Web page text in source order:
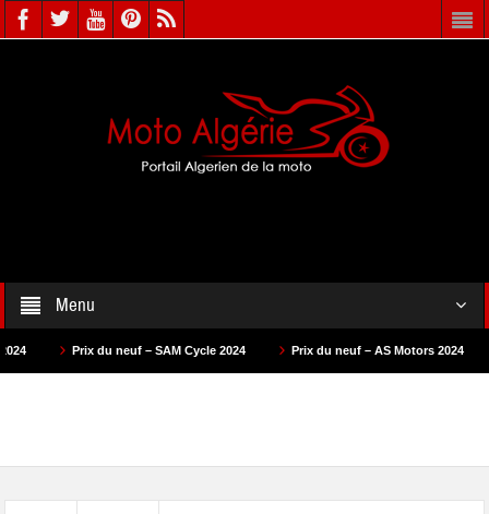
Menu
du neuf – SAM Cycle 2024 Prix du neuf – AS Motors 2024 Prix du neuf